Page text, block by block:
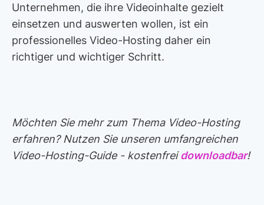
Unternehmen, die ihre Videoinhalte gezielt
einsetzen und auswerten wollen, ist ein
professionelles Video-Hosting daher ein
richtiger und wichtiger Schritt.
Möchten Sie mehr zum Thema Video-Hosting
erfahren? Nutzen Sie unseren umfangreichen
Video-Hosting-Guide - kostenfreidownloadbar!